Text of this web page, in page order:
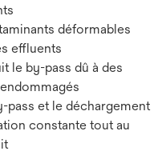
déformables
effluents
le by-pass dû à des
pass et le déchargement
constante tout au